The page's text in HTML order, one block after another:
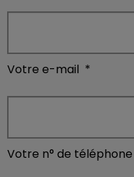
Votre e-mail *
Votre n° de téléphone